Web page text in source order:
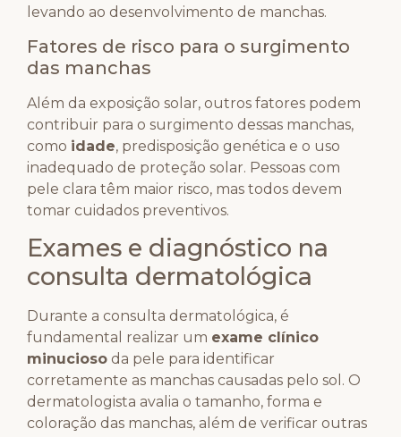
levando ao desenvolvimento de manchas.
Fatores de risco para o surgimento
das manchas
Além da exposição solar, outros fatores podem
contribuir para o surgimento dessas manchas,
como idade, predisposição genética e o uso
inadequado de proteção solar. Pessoas com
pele clara têm maior risco, mas todos devem
tomar cuidados preventivos.
Exames e diagnóstico na
consulta dermatológica
Durante a consulta dermatológica, é
fundamental realizar um exame clínico
minucioso da pele para identificar
corretamente as manchas causadas pelo sol. O
dermatologista avalia o tamanho, forma e
coloração das manchas, além de verificar outras